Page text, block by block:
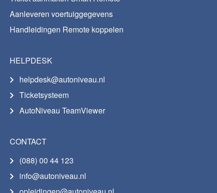
Aanleveren voertuiggegevens
Handleidingen Remote koppelen
HELPDESK
helpdesk@autoniveau.nl
Ticketsysteem
AutoNiveau TeamViewer
CONTACT
(088) 00 44 123
info@autoniveau.nl